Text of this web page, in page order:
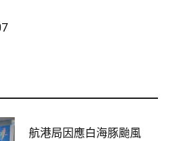
航港局因應白海豚颱風